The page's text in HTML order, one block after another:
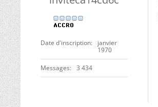
Date d'inscription
janvier
1970
Messages 3 434